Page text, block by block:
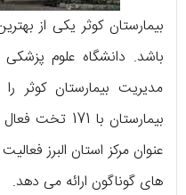
بیمارستان کوثر یکی از
مدیریت بیمارستان کوثر
بیمارستان با
عنوان مرکز استان البرز
های گوناگون ارائه می دهد.